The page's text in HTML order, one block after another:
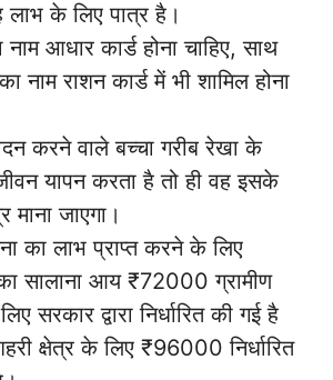
लाभ के लिए पात्र है।
नाम आधार कार्ड होना चाहिए, साथ
नाम राशन कार्ड में भी शामिल होना
करने वाले बच्चा गरीब रेखा के
यापन करता है तो ही वह इसके
माना जाएगा।
का लाभ प्राप्त करने के लिए
का सालाना आय ₹72000 ग्रामीण
सरकार द्वारा निर्धारित की गई है
क्षेत्र के लिए ₹96000 निर्धारित